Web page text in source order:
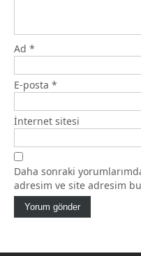
Ad *
E-posta *
İnternet sitesi
Daha sonraki
adresim ve site adresim